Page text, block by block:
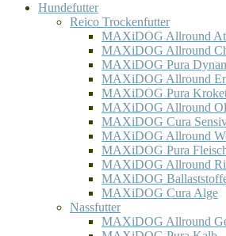
Hundefutter
Reico Trockenfutter
MAXiDOG Allround
MAXiDOG Allround
MAXiDOG Pura
MAXiDOG Allround
MAXiDOG Pura
MAXiDOG Allround
MAXiDOG Cura
MAXiDOG Allround
MAXiDOG Pura
MAXiDOG Allround
MAXiDOG
MAXiDOG Cura Alge
Nassfutter
MAXiDOG Allround